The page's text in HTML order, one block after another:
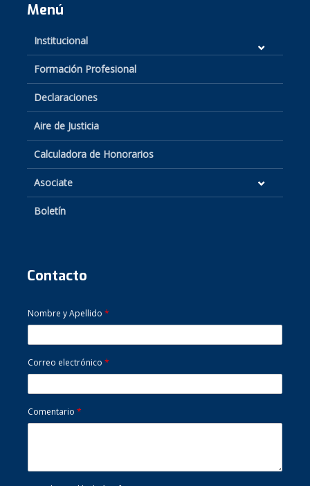
Menú
Institucional
Formación Profesional
Declaraciones
Aire de Justicia
Calculadora de Honorarios
Asociate
Boletín
Contacto
Nombre y Apellido *
Correo electrónico *
Comentario *